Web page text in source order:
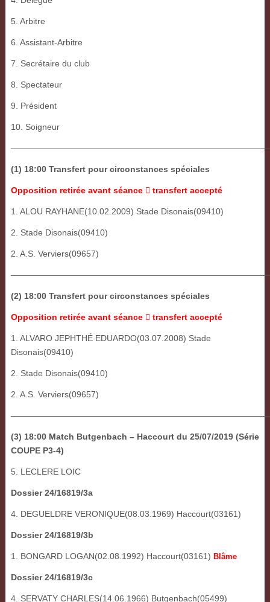
5. Arbitre
6. Assistant-Arbitre
7. Secrétaire du club
8. Spectateur
9. Président
10. Soigneur
(1) 18:00 Transfert pour circonstances spéciales
Opposition retirée avant séance  transfert accepté
1. ALOU RAYHANE(10.02.2009) Stade Disonais(09410)
2. Stade Disonais(09410)
2. A.S. Verviers(09657)
(2) 18:00 Transfert pour circonstances spéciales
Opposition retirée avant séance  transfert accepté
1. ALVARO JEPHTHÉ EDUARDO(03.07.2008) Stade
Disonais(09410)
2. Stade Disonais(09410)
2. A.S. Verviers(09657)
(3) 18:00 Match Butgenbach – Haccourt du 25/07/2019 (Série
COUPE P3-4)
5. LECLERE LOIC
Dossier 24/16819/3a
4. DEGUELDRE VERONIQUE(08.03.1969) Haccourt(03161)
Dossier 24/16819/3b
1. BONGARD LOGAN(02.08.1992) Haccourt(03161) Blâme
Dossier 24/16819/3c
4. SERVATY CHARLES(14.06.1966) Butgenbach(05499)